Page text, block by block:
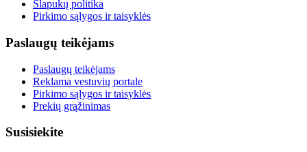
Slapukų politika
Pirkimo sąlygos ir taisyklės
Paslaugų teikėjams
Paslaugų teikėjams
Reklama vestuvių portale
Pirkimo sąlygos ir taisyklės
Prekių grąžinimas
Susisiekite